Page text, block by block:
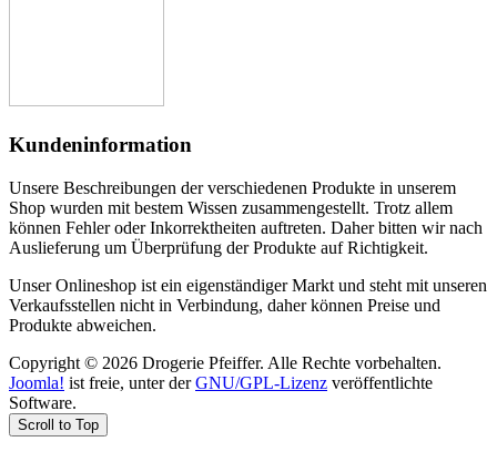
Kundeninformation
Unsere Beschreibungen der verschiedenen Produkte in unserem
Shop wurden mit bestem Wissen zusammengestellt. Trotz allem
können Fehler oder Inkorrektheiten auftreten. Daher bitten wir nach
Auslieferung um Überprüfung der Produkte auf Richtigkeit.
Unser Onlineshop ist ein eigenständiger Markt und steht mit unseren
Verkaufsstellen nicht in Verbindung, daher können Preise und
Produkte abweichen.
Copyright © 2026 Drogerie Pfeiffer. Alle Rechte vorbehalten.
Joomla! ist freie, unter derGNU/GPL-Lizenz veröffentlichte
Software.
Scroll to Top